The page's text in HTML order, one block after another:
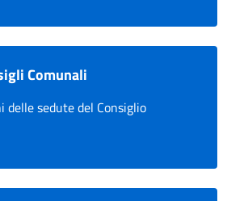
Comunali
delle sedute del Consiglio